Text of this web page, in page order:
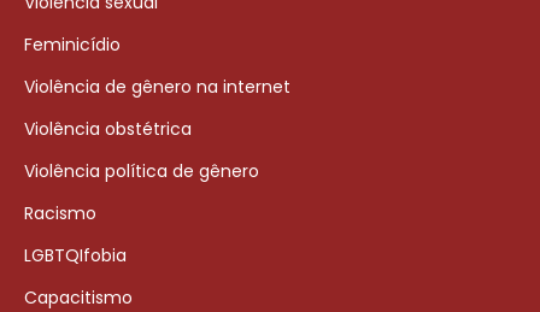
Feminicídio
Violência de gênero na internet
Violência obstétrica
Violência política de gênero
Racismo
LGBTQIfobia
Capacitismo